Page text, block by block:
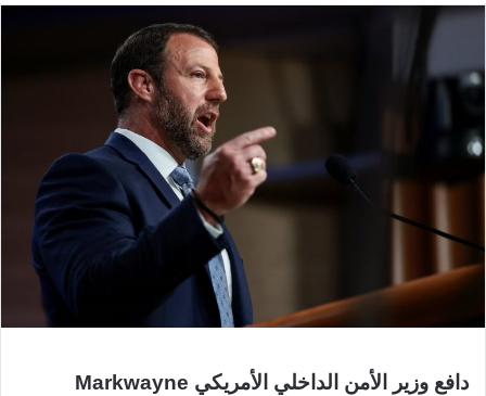
دافع وزير الأمن الداخلي الأمريكي Markwayne